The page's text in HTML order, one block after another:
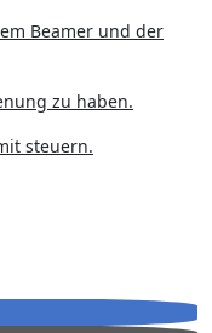
Beamer und der
zu haben.
steuern.